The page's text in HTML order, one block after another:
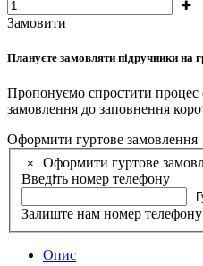
Замовити
Плануєте замовляти підручники на
Пропонуємо спростити процес
замовлення до заповнення
Оформити гуртове замовлення
×
Оформити гуртове
Введіть номер телефону
Залиште нам номер
Опис